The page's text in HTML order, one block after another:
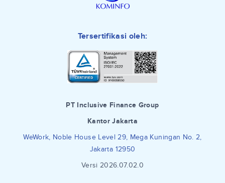
Tersertifikasi oleh:
PT Inclusive Finance Group
Kantor Jakarta
WeWork, Noble House Level 29, Mega Kuningan No. 2,
Jakarta 12950
Versi 2026.07.02.0